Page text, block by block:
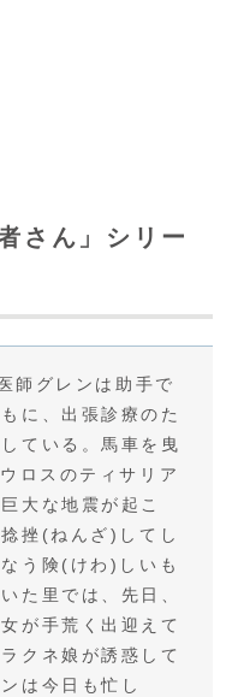
さん」シリー
師グレンは助手で
に、出張診療のた
ている。馬車を曳
ロスのティサリア
大な地震が起こ
挫(ねんざ)してし
う険(けわ)しいも
た里では、先日、
が手荒く出迎えて
クネ娘が誘惑して
は今日も忙し